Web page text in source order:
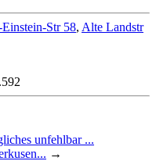
Str 58, Alte Landstr
unfehlbar ...
→